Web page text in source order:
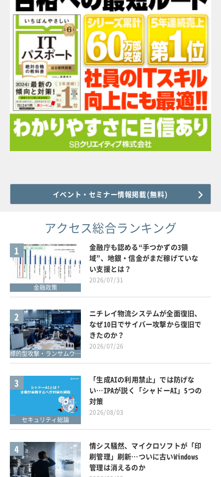
イベント・セミナー情報掲載(無料)
アクセス総合ランキング
1
金融政策
金融庁も認める“手つかずの3領
域”、地銀・信金がまだ稼げていな
い支援とは？
2026/07/31
2
標的型攻撃・ランサムウェア対策
ニチレイ物流システムが全面復旧、
なぜ10日でサイバー攻撃から復旧で
きたのか？
2026/07/26
3
セキュリティ総論
「生成AIの利用禁止」では防げな
い…IPAが説く「シャドーAI」5つの
対策
2026/08/03
4
情シス騒然、マイクロソフトが「印
刷管理」刷新…ついに古いWindows
管理は消えるのか